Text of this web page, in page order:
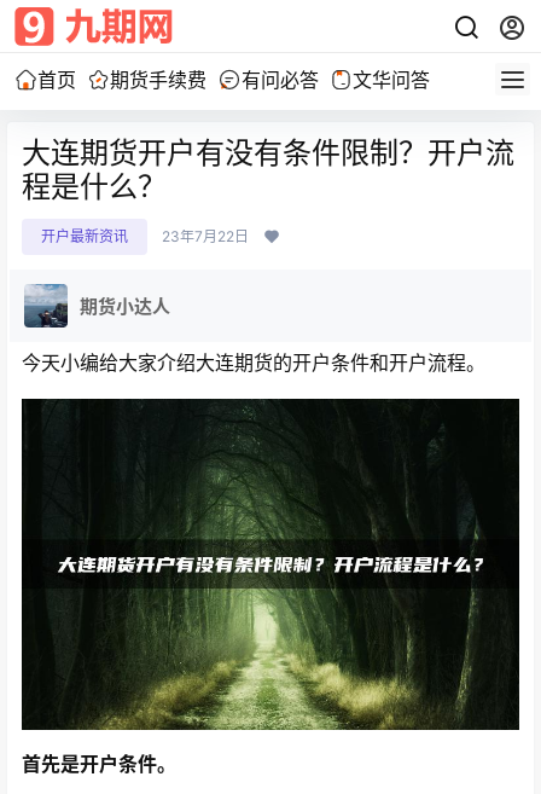
首页 期货手续费 有问必答 文华问答
大连期货开户有没有条件限制？开户流
程是什么？
开户最新资讯 23年7月22日
期货小达人
今天小编给大家介绍大连期货的开户条件和开户流程。
首先是开户条件。